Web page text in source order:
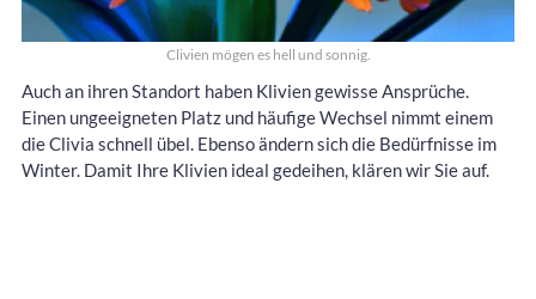
Clivien mögen es hell und sonnig.
Auch an ihren Standort haben Klivien gewisse Ansprüche.
Einen ungeeigneten Platz und häufige Wechsel nimmt einem
die Clivia schnell übel. Ebenso ändern sich die Bedürfnisse im
Winter. Damit Ihre Klivien ideal gedeihen, klären wir Sie auf.